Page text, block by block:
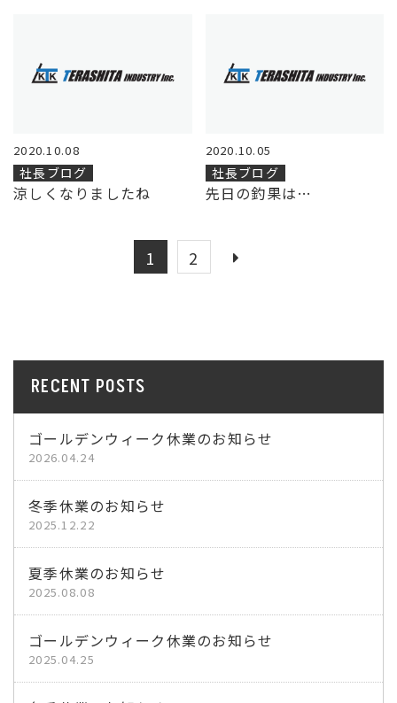
2020.10.08
社長ブログ
涼しくなりましたね
2020.10.05
社長ブログ
先日の釣果は…
1 2
RECENT POSTS
ゴールデンウィーク休業のお知らせ
2026.04.24
冬季休業のお知らせ
2025.12.22
夏季休業のお知らせ
2025.08.08
ゴールデンウィーク休業のお知らせ
2025.04.25